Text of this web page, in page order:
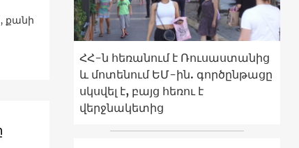
քանի
ՀՀ-ն հեռանում է Ռուսաստանից
և մոտենում ԵՄ-ին. գործընթացը
սկսվել է, բայց հեռու է
վերջնակետից